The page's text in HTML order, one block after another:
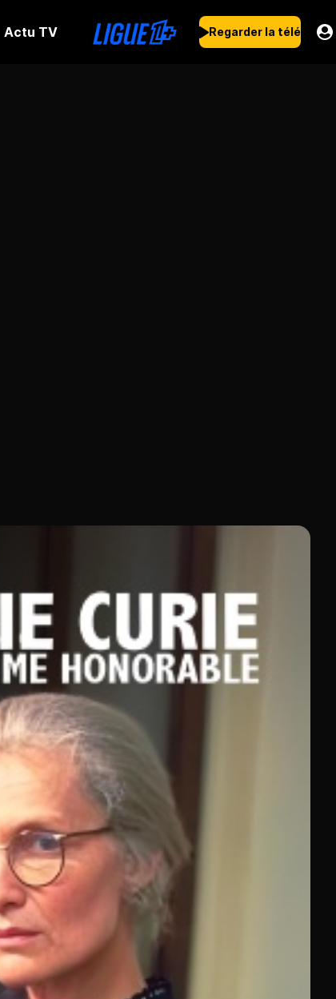
Actu TV Regarder la télé